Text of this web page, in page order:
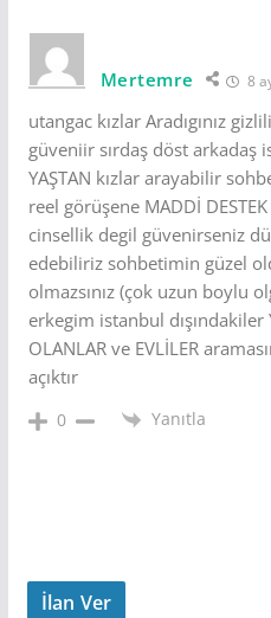
Mertemre 8
utangac kızlar Aradıgınız
güveniir sırdaş döst arkadaş
YAŞTAN kızlar arayabilir
reel görüşene MADDİ
cinsellik degil güvenirseniz
edebiliriz sohbetimin güzel
olmazsınız (çok uzun boylu
erkegim istanbul dışındakiler
OLANLAR ve EVLİLER
açıktır
0 Yanıtla
İlan Ver